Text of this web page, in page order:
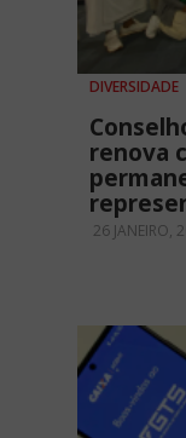
DIVERSIDADE
renova
26 JANEIRO,